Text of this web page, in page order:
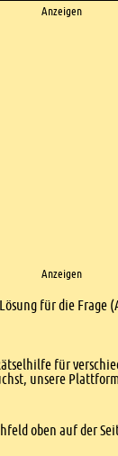
Anzeigen
Anzeigen
für die Frage
für
unsere
oben auf